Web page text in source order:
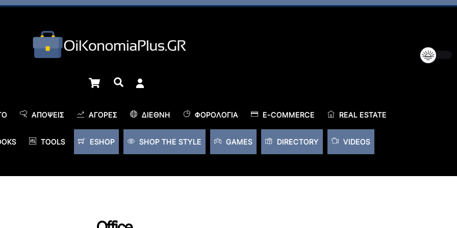
Cart Αναζήτηση
ΑΠΌΨΕΙΣ ΑΓΟΡΈΣ ΔΙΕΘΝΉ ΦΟΡΟΛΟΓΊΑ E-COMMERCE REAL ESTATE
TOOLS ESHOP SHOP THE STYLE GAMES DIRECTORY VIDEOS